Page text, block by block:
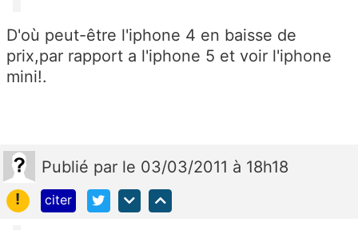
D'où peut-être l'iphone 4 en baisse de
prix,par rapport a l'iphone 5 et voir l'iphone
mini!.
Publié par le 03/03/2011 à 18h18
!
citer